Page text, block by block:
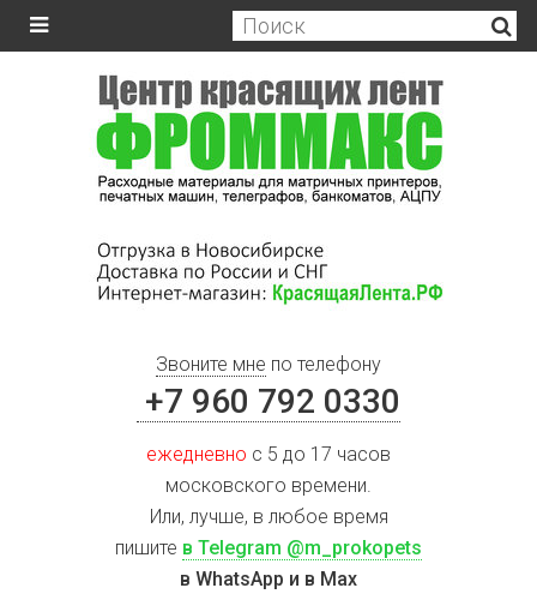
Звоните мне по телефону
+7 960 792 0330
ежедневно с 5 до 17 часов
московского времени.
Или, лучше, в любое время
пишите в Telegram @m_prokopets
в WhatsApp и в Max